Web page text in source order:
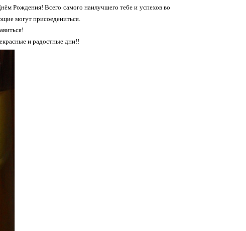
Рождения! Всего самого наилучшего тебе и успехов во
могут присоедениться.
и радостные дни!!